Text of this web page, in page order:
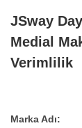
JSway
Medial
Verimlilik
Marka Adı: